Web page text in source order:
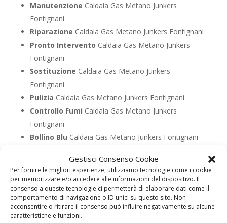
Gestisci Consenso Cookie
Per fornire le migliori esperienze, utilizziamo tecnologie come i cookie
per memorizzare e/o accedere alle informazioni del dispositivo. Il
consenso a queste tecnologie ci permetterà di elaborare dati come il
comportamento di navigazione o ID unici su questo sito. Non
acconsentire o ritirare il consenso può influire negativamente su alcune
caratteristiche e funzioni.
Manutenzione Caldaia Gas Metano Junkers
Fontignani
Riparazione Caldaia Gas Metano Junkers Fontignani
Pronto Intervento Caldaia Gas Metano Junkers
Fontignani
Sostituzione Caldaia Gas Metano Junkers
Fontignani
Pulizia Caldaia Gas Metano Junkers Fontignani
Controllo Fumi Caldaia Gas Metano Junkers
Fontignani
Bollino Blu Caldaia Gas Metano Junkers Fontignani
Caldaia Gas Metano Junkers Fontignani
UTILIZZA IL FORM PER RICHIEDERE ASSISTENZA PER
LA TUA CALDAIA